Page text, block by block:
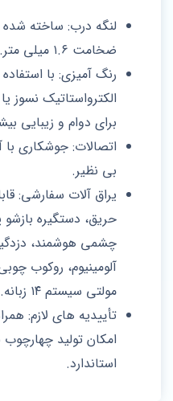
لنگه درب: ساخته شده
ضخامت ۱.۶ میلی‌ متر.
رنگ‌ آمیزی: با
الکترواستاتیک نسوز
برای دوام و زیبایی
اتصالات: جوشکاری
بی‌ نظیر.
یراق‌ آلات سفارشی:
حریق، دستگیره
چشمی هوشمند،
آلومینیوم، روکوب
مولتی سیستم ۱۴ زبانه.
تأییدیه‌ های لازم:
امکان تولید چهارچوب
استاندارد.